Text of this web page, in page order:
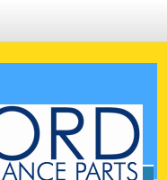
☎0293692229 0491024287